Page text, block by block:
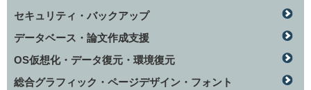
セキュリティ・バックアップ
データベース・論文作成支援
OS仮想化・データ復元・環境復元
総合グラフィック・ページデザイン・フォント